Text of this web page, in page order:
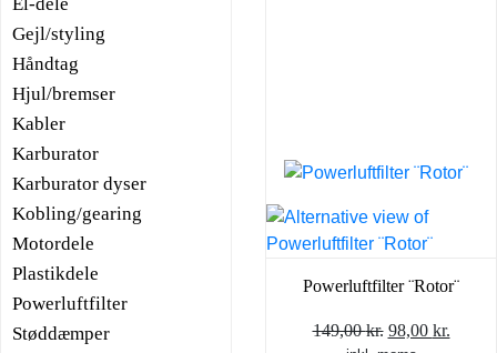
Gejl/styling
Håndtag
Hjul/bremser
Kabler
Karburator
Karburator dyser
Kobling/gearing
Motordele
Plastikdele
Powerluftfilter
Støddæmper
Powerluftfilter ¨Rotor¨
149,00kr. Den
98,00 kr.